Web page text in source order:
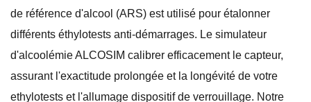
de référence d'alcool (ARS) est utilisé pour étalonner
différents éthylotests anti-démarrages. Le simulateur
d'alcoolémie ALCOSIM calibrer efficacement le capteur,
assurant l'exactitude prolongée et la longévité de votre
ethylotests et l'allumage dispositif de verrouillage. Notre